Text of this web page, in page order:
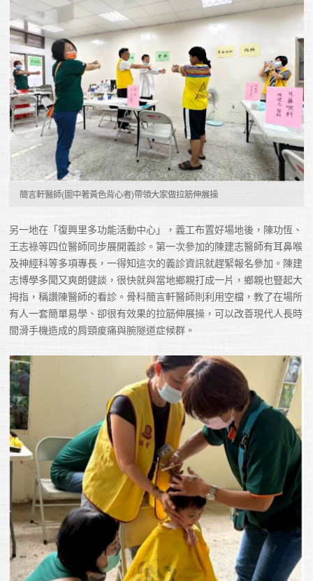
簡言軒醫師(圖中著黃色背心者)帶領大家做拉筋伸展操
另一地在「復興里多功能活動中心」，義工布置好場地後，陳功恆、
王志祿等四位醫師同步展開義診。第一次參加的陳建志醫師有耳鼻喉
及神經科等多項專長，一得知這次的義診資訊就趕緊報名參加。陳建
志博學多聞又爽朗健談，很快就與當地鄉親打成一片，鄉親也豎起大
拇指，稱讚陳醫師的看診。骨科簡言軒醫師則利用空檔，教了在場所
有人一套簡單易學、卻很有效果的拉筋伸展操，可以改善現代人長時
間滑手機造成的肩頸痠痛與腕隧道症候群。